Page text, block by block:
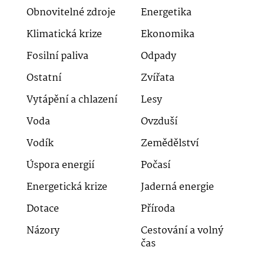
Obnovitelné zdroje
Energetika
Klimatická krize
Ekonomika
Fosilní paliva
Odpady
Ostatní
Zvířata
Vytápění a chlazení
Lesy
Voda
Ovzduší
Vodík
Zemědělství
Úspora energií
Počasí
Energetická krize
Jaderná energie
Dotace
Příroda
Názory
Cestování a volný
čas